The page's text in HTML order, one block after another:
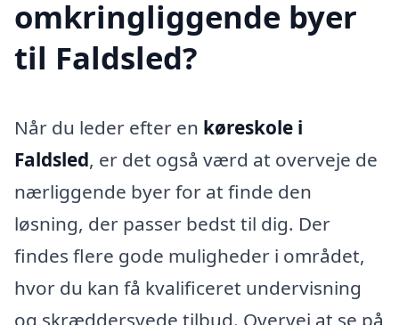
omkringliggende byer
til Faldsled?
Når du leder efter en køreskole i
Faldsled, er det også værd at overveje de
nærliggende byer for at finde den
løsning, der passer bedst til dig. Der
findes flere gode muligheder i området,
hvor du kan få kvalificeret undervisning
og skræddersyede tilbud. Overvej at se på